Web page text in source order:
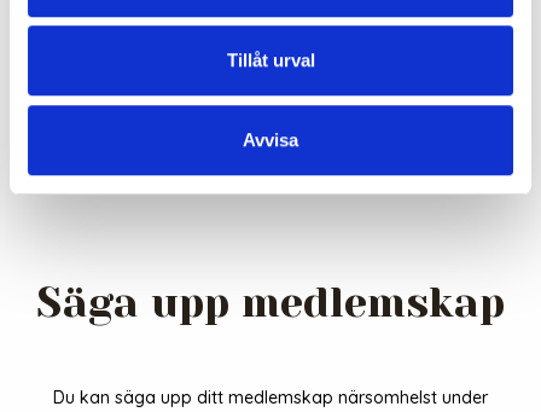
Tillåt urval
Avvisa
Säga upp medlemskap
Du kan säga upp ditt medlemskap närsomhelst under